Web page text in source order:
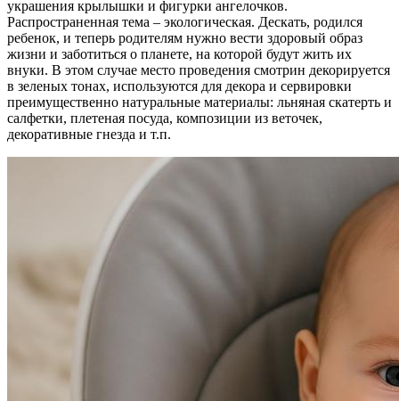
украшения крылышки и фигурки ангелочков.
Распространенная тема – экологическая. Дескать, родился
ребенок, и теперь родителям нужно вести здоровый образ
жизни и заботиться о планете, на которой будут жить их
внуки. В этом случае место проведения смотрин декорируется
в зеленых тонах, используются для декора и сервировки
преимущественно натуральные материалы: льняная скатерть и
салфетки, плетеная посуда, композиции из веточек,
декоративные гнезда и т.п.